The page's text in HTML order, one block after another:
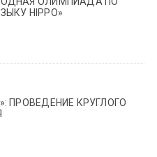
HIPPO»
ПРОВЕДЕНИЕ КРУГЛОГО